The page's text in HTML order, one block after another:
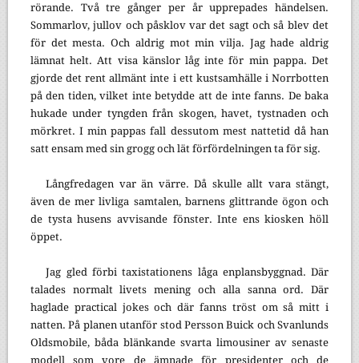
rörande. Två tre gånger per år upprepades händelsen.
Sommarlov, jullov och påsklov var det sagt och så blev det
för det mesta. Och aldrig mot min vilja. Jag hade aldrig
lämnat helt. Att visa känslor låg inte för min pappa. Det
gjorde det rent allmänt inte i ett kustsamhälle i Norrbotten
på den tiden, vilket inte betydde att de inte fanns. De baka
hukade under tyngden från skogen, havet, tystnaden och
mörkret. I min pappas fall dessutom mest nattetid då han
satt ensam med sin grogg och lät förfördelningen ta för sig.
Långfredagen var än värre. Då skulle allt vara stängt,
även de mer livliga samtalen, barnens glittrande ögon och
de tysta husens avvisande fönster. Inte ens kiosken höll
öppet.
Jag gled förbi taxistationens låga enplansbyggnad. Där
talades normalt livets mening och alla sanna ord. Där
haglade practical jokes och där fanns tröst om så mitt i
natten. På planen utanför stod Persson Buick och Svanlunds
Oldsmobile, båda blänkande svarta limousiner av senaste
modell som vore de ämnade för presidenter och de